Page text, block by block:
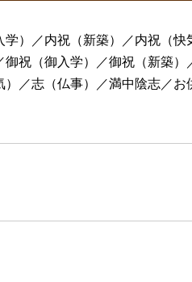
）／内祝（新築）／内祝（快
祝（御入学）／御祝（新築）
）／志（仏事）／満中陰志／お